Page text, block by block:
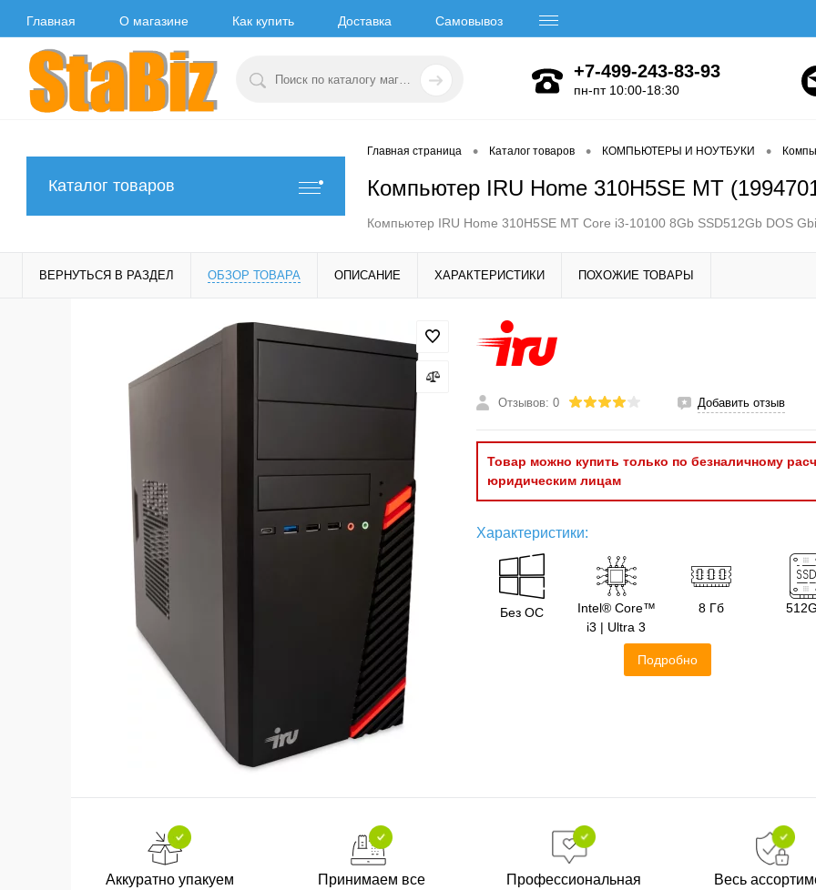
Главная О магазине Как купить Доставка Самовывоз
+7-499-243-83-93
пн-пт 10:00-18:30
Каталог товаров
Главная страница • Каталог товаров • КОМПЬЮТЕРЫ И НОУТБУКИ •
Компьютер IRU Home 310H5SE MT
Компьютер IRU Home 310H5SE MT Core i3-10100 8Gb SSD512Gb DOS
ВЕРНУТЬСЯ В РАЗДЕЛ ОБЗОР ТОВАРА ОПИСАНИЕ ХАРАКТЕРИСТИКИ ПОХОЖИЕ ТОВАРЫ
Отзывов: 0 Добавить отзыв
Товар можно купить только по безналичному
юридическим лицам
Характеристики:
Без ОС
Intel® Core™
i3 | Ultra 3
8 Гб
Подробно
Аккуратно упакуем
Принимаем все
Профессиональная
Весь